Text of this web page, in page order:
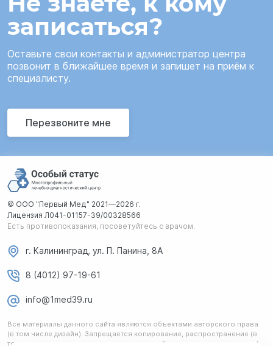
записаться?
Оставьте свои контакты и администратор центра
позвонит в ближайшее время и запишет на приём к
специалисту.
Перезвоните мне
© ООО "Первый Мед" 2021—2026 г.
Лицензия Л041-01157-39/00328566
Есть противопоказания, посоветуйтесь с врачом.
г. Калининград, ул. П. Панина, 8А
8 (4012) 97-19-61
info@1med39.ru
Все материалы данного сайта являются объектами авторского права
(в том числе дизайн). Запрещается копирование, распространение (в
том числе путем копирования на другие сайты и ресурсы в интернете)